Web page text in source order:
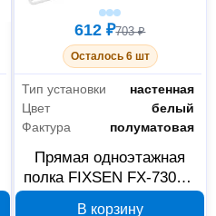
612 ₽703 ₽
Осталось 6 шт
Тип установки
настенная
Цвет
белый
Фактура
полуматовая
Прямая одноэтажная
полка FIXSEN FX-730W-
В корзину